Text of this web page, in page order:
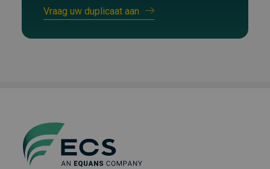
Vraag uw duplicaat aan